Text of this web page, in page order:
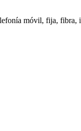
móvil, fija, fibra,